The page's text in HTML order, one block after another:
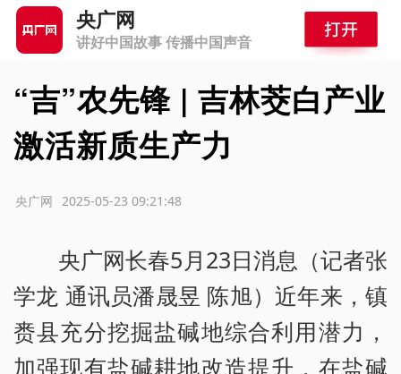
央广网
讲好中国故事 传播中国声音
“吉”农先锋 | 吉林茭白产业
激活新质生产力
2025-05-23 09:21:48
央广网
央广网长春5月23日消息（记者张
学龙 通讯员潘晟昱 陈旭）近年来，镇
赉县充分挖掘盐碱地综合利用潜力，
加强现有盐碱耕地改造提升，在盐碱